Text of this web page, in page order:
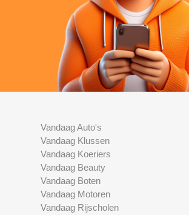
Vandaag Auto's
Vandaag Klussen
Vandaag Koeriers
Vandaag Beauty
Vandaag Boten
Vandaag Motoren
Vandaag Rijscholen